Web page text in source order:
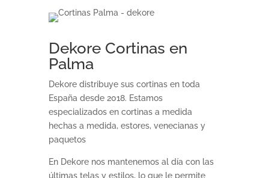
Dekore Cortinas en
Palma
Dekore distribuye sus cortinas en toda
España desde 2018. Estamos
especializados en cortinas a medida
hechas a medida, estores, venecianas y
paquetos
En Dekore nos mantenemos al día con las
últimas telas y estilos, lo que le permite